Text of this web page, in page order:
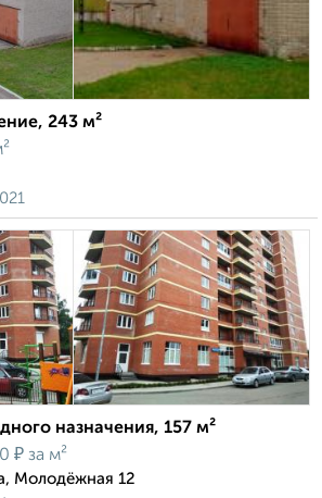
243 м²
назначения, 157 м²
₽ за м²
Молодёжная 12